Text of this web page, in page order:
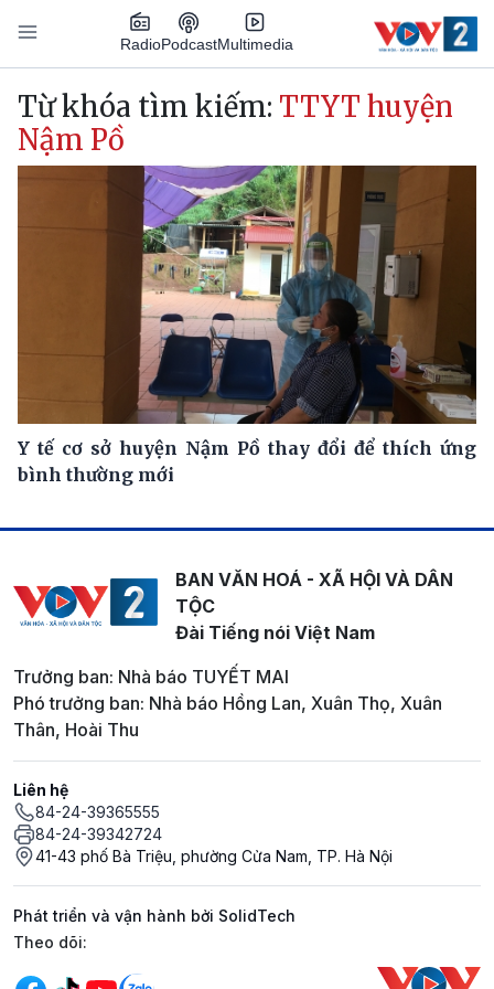
Nhảy đến nội dung
RadioPodcastMultimedia
Main navigation
Từ khóa tìm kiếm: TTYT huyện
Nậm Pồ
Y tế cơ sở huyện Nậm Pồ thay đổi để thích ứng
bình thường mới
BAN VĂN HOÁ - XÃ HỘI VÀ DÂN
TỘC
Đài Tiếng nói Việt Nam
Trưởng ban: Nhà báo TUYẾT MAI
Phó trưởng ban: Nhà báo Hồng Lan, Xuân Thọ, Xuân
Thân, Hoài Thu
Liên hệ
84-24-39365555
84-24-39342724
41-43 phố Bà Triệu, phường Cửa Nam, TP. Hà Nội
Phát triển và vận hành bởi SolidTech
Mạng xã hội
Theo dõi: